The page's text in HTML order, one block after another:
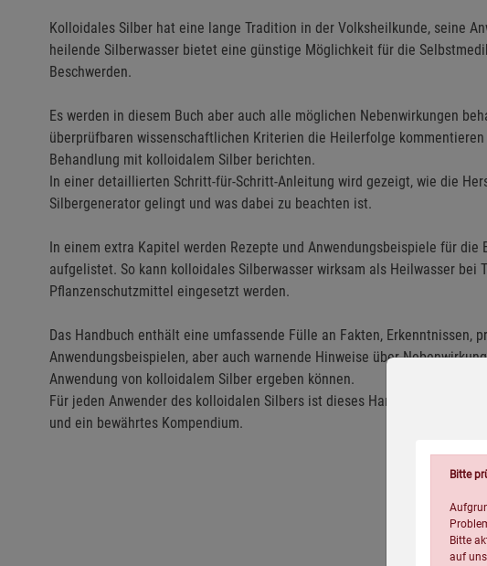
Kolloidales Silber hat eine lange Tradition in der Volksheilkunde, seine
heilende Silberwasser bietet eine günstige Möglichkeit für die
Beschwerden.
Es werden in diesem Buch aber auch alle möglichen Nebenwirkungen
überprüfbaren wissenschaftlichen Kriterien die Heilerfolge
Behandlung mit kolloidalem Silber berichten.
In einer detaillierten Schritt-für-Schritt-Anleitung wird gezeigt, wie die
Silbergenerator gelingt und was dabei zu beachten ist.
In einem extra Kapitel werden Rezepte und Anwendungsbeispiele für die
aufgelistet. So kann kolloidales Silberwasser wirksam als Heilwasser bei
Pflanzenschutzmittel eingesetzt werden.
Das Handbuch enthält eine umfassende Fülle an Fakten, Erkenntnissen,
Anwendungsbeispielen, aber auch warnende Hinweise über
Anwendung von kolloidalem Silber ergeben können.
Für jeden Anwender des kolloidalen Silbers ist dieses Handbuch eine
und ein bewährtes Kompendium.
Bitte
Bitte
auf